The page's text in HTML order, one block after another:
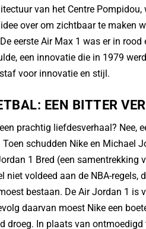
van het Centre
over om zichtbaar te maken
eerste Air Max 1 was er in
een innovatie die in 1979
voor innovatie en stijl.
EEN BITTER
prachtig liefdesverhaal? Nee,
schudden Nike en Michael
1 Bred (een samentrekking
voldeed aan de NBA-regels,
bestaan. De Air Jordan 1 is
daarvan moest Nike een
droeg. In plaats van